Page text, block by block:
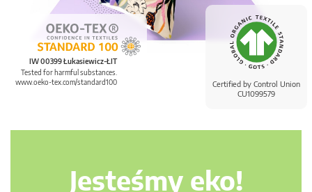
Certified by Control Union
CU1099579
IW 00399 Łukasiewicz-ŁIT
Tested for harmful substances.
www.oeko-tex.com/standard100
Jesteśmy eko!